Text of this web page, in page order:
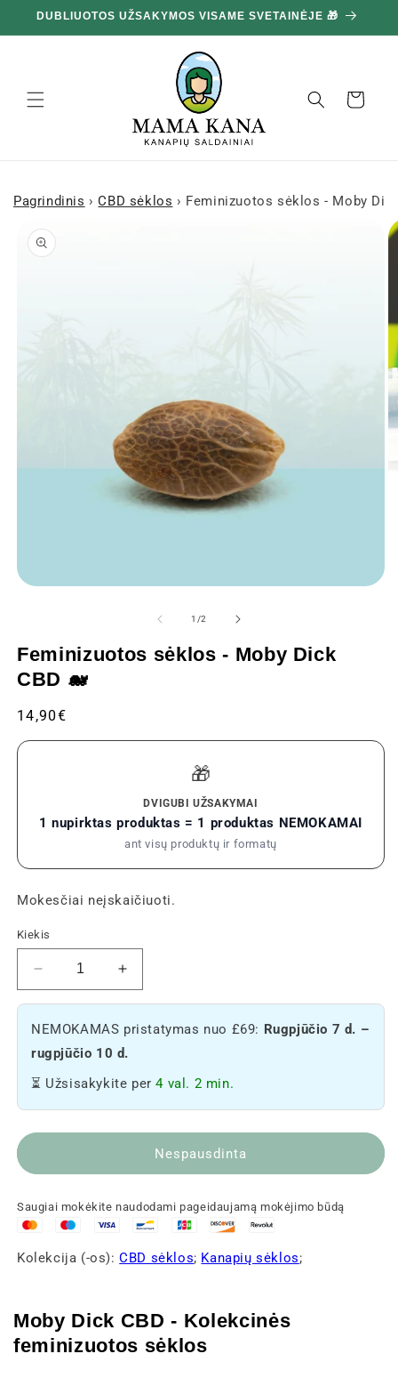
ir pereikite
prie turinio
DUBLIUOTOS UŽSAKYMOS VISAME SVETAINĖJE 🎁
Krepšelis
Pagrindinis › CBD sėklos › Feminizuotos sėklos - Moby
informacijos
apie gaminį
lange
1 /iš
2
Feminizuotos sėklos - Moby Dick
CBD 🐋
Įprastinė
kaina
14,90€
🎁
DVIGUBI UŽSAKYMAI
1 nupirktas produktas = 1 produktas NEMOKAMAI
ant visų produktų ir formatų
Mokesčiai neįskaičiuoti.
Kiekis
Sumažinti
feminizuotų
kiekį
-
Dick
CBD
Padidinkite
feminizuotų
kiekį
-
Dick
CBD
NEMOKAMAS pristatymas nuo £69: Rugpjūčio 7 d. –
rugpjūčio 10 d.
⏳ Užsisakykite per4 val. 2 min.
Nespausdinta
Saugiai mokėkite naudodami pageidaujamą mokėjimo būdą
Kolekcija (-os):CBD sėklos; Kanapių sėklos;
Moby Dick CBD - Kolekcinės
feminizuotos sėklos